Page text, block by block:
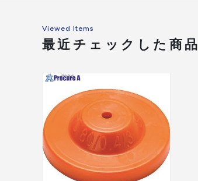
Viewed Items
最近チェックした商品